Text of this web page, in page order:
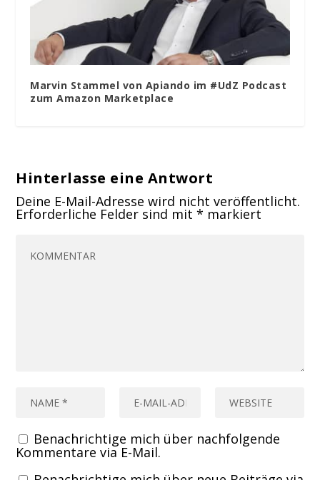
Marvin Stammel von Apiando im #UdZ Podcast
zum Amazon Marketplace
Hinterlasse eine Antwort
Deine E-Mail-Adresse wird nicht veröffentlicht.
Erforderliche Felder sind mit* markiert
Benachrichtige mich über nachfolgende
Kommentare via E-Mail.